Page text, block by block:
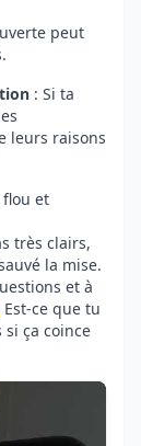
peut
: Si ta
leurs raisons
flou et
très clairs,
la mise.
et à
ce que tu
ça coince